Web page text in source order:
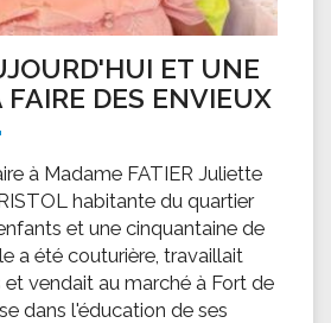
ET UNE
FAIRE DES ENVIEUX
à Madame FATIER Juliette
habitante du quartier
et une cinquantaine de
a été couturière, travaillait
vendait au marché à Fort de
dans l'éducation de ses